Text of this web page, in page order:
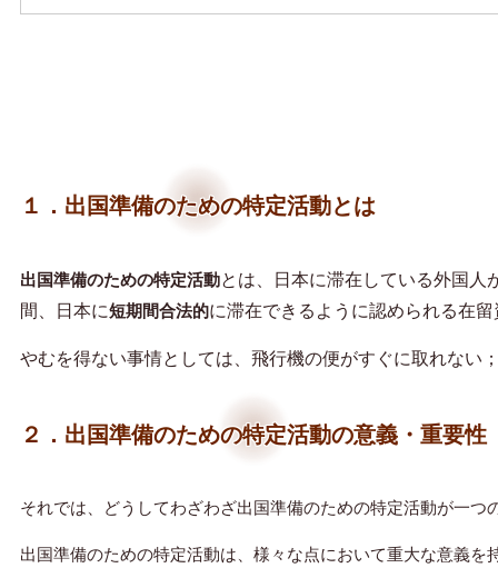
１．出国準備のための特定活動とは
出国準備のための特定活動とは、日本に滞在している外国人
間、日本に短期間合法的に滞在できるように認められる在
やむを得ない事情としては、飛行機の便がすぐに取れな
２．出国準備のための特定活動の意義・重要性
それでは、どうしてわざわざ出国準備のための特定活動が一
出国準備のための特定活動は、様々な点において重大な意義を